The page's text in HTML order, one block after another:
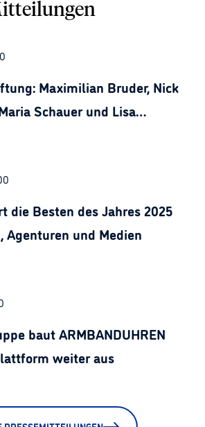
Maximilian Bruder, Nick
Schauer und Lisa
die Besten des Jahres 2025
Agenturen und Medien
baut ARMBANDUHREN
weiter aus